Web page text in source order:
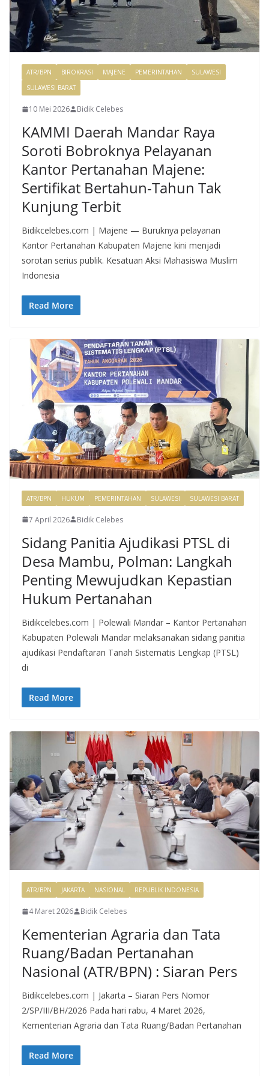
ATR/BPN BIROKRASI MAJENE PEMERINTAHAN
SULAWESI
SULAWESI BARAT
10 Mei 2026 Bidik Celebes
KAMMI Daerah Mandar Raya
Soroti Bobroknya Pelayanan
Kantor Pertanahan Majene:
Sertifikat Bertahun-Tahun Tak
Kunjung Terbit
Bidikcelebes.com | Majene — Buruknya pelayanan
Kantor Pertanahan Kabupaten Majene kini menjadi
sorotan serius publik. Kesatuan Aksi Mahasiswa Muslim
Indonesia
Read More
ATR/BPN HUKUM PEMERINTAHAN SULAWESI SULAWESI BARAT
7 April 2026 Bidik Celebes
Sidang Panitia Ajudikasi PTSL di
Desa Mambu, Polman: Langkah
Penting Mewujudkan Kepastian
Hukum Pertanahan
Bidikcelebes.com | Polewali Mandar – Kantor Pertanahan
Kabupaten Polewali Mandar melaksanakan sidang panitia
ajudikasi Pendaftaran Tanah Sistematis Lengkap (PTSL)
di
Read More
ATR/BPN JAKARTA NASIONAL REPUBLIK INDONESIA
4 Maret 2026 Bidik Celebes
Kementerian Agraria dan Tata
Ruang/Badan Pertanahan
Nasional (ATR/BPN) : Siaran Pers
Bidikcelebes.com | Jakarta – Siaran Pers Nomor
2/SP/III/BH/2026 Pada hari rabu, 4 Maret 2026,
Kementerian Agraria dan Tata Ruang/Badan Pertanahan
Read More